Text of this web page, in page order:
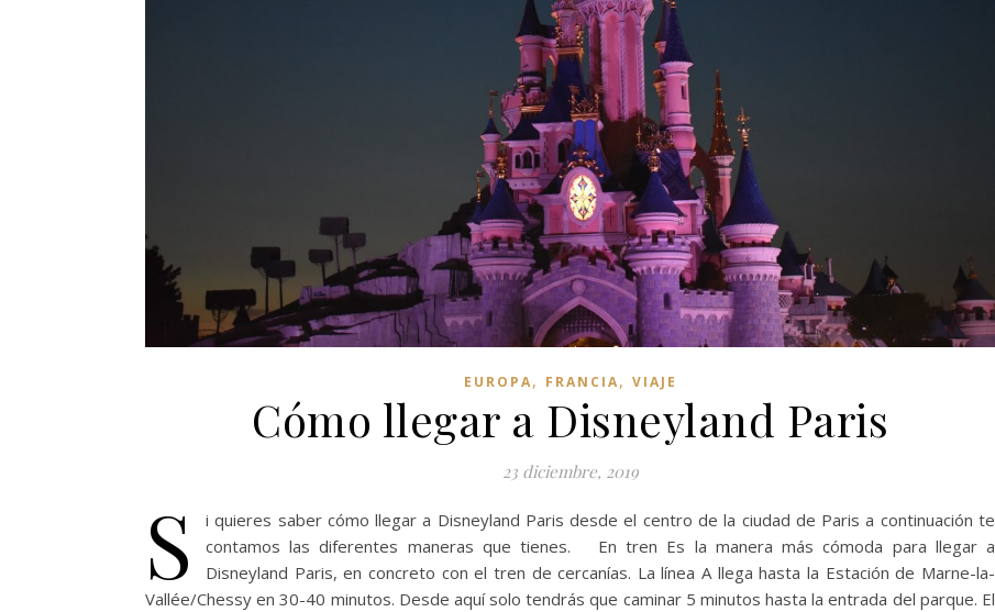
EUROPA, FRANCIA, VIAJE
Cómo llegar a Disneyland Paris
23 diciembre, 2019
S
i quieres saber cómo llegar a Disneyland Paris desde el centro de la ciudad de Paris a continuación te
contamos las diferentes maneras que tienes. En tren Es la manera más cómoda para llegar a
Disneyland Paris, en concreto con el tren de cercanías. La línea A llega hasta la Estación de Marne-la-
Vallée/Chessy en 30-40 minutos. Desde aquí solo tendrás que caminar 5 minutos hasta la entrada del parque. El